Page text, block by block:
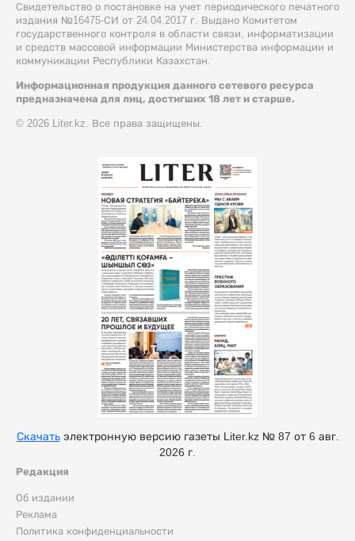
Свидетельство о постановке на учет периодического печатного
издания №16475-СИ от 24.04.2017 г. Выдано Комитетом
государственного контроля в области связи, информатизации
и средств массовой информации Министерства информации и
коммуникации Республики Казахстан.
Информационная продукция данного сетевого ресурса
предназначена для лиц, достигших 18 лет и старше.
© 2026 Liter.kz. Все права защищены.
Редакция
Об издании
Реклама
Политика конфиденциальности
Скачатьэлектронную версию газеты Liter.kz № 87 от 6 авг.
2026 г.